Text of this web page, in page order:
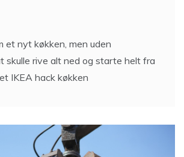
et nyt køkken, men uden
skulle rive alt ned og starte helt fra
IKEA hack køkken